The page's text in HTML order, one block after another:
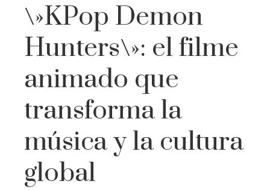
\»KPop Demon
Hunters\»: el filme
animado que
transforma la
música y la cultura
global